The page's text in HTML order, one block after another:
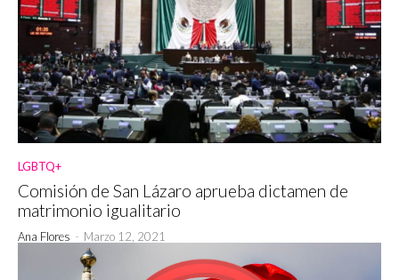
LGBTQ+
Comisión de San Lázaro aprueba dictamen de
matrimonio igualitario
Ana Flores - Marzo 12, 2021